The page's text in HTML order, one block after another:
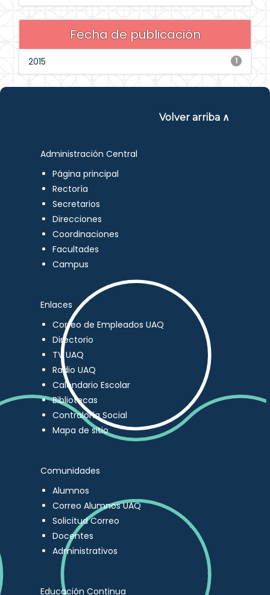
Fecha de publicación
1
2015
Volver arriba ∧
Administración Central
Página principal
Rectoría
Secretarios
Direcciones
Coordinaciones
Facultades
Campus
Enlaces
Correo de Empleados UAQ
Directorio
TV UAQ
Radio UAQ
Calendario Escolar
Bibliotecas
Contraloría Social
Mapa de sitio
Comunidades
Alumnos
Correo Alumnos UAQ
Solicitud Correo
Docentes
Administrativos
Educación Continua